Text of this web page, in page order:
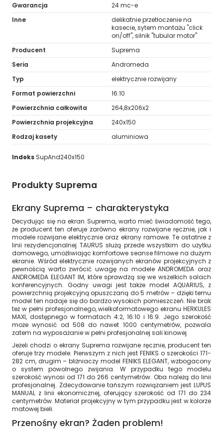
Gwarancja
24 mc-e
Inne
delikatnie przetłoczenie na
kasecie, sytem montażu "click
on/off", silnik "tubular motor"
Producent
Suprema
Seria
Andromeda
Typ
elektrycznie rozwijany
Format powierzchni
16:10
Powierzchnia całkowita
264,8x206x2
Powierzchnia projekcyjna
240x150
Rodzaj kasety
aluminiowa
Indeks SupAnd240x150
Produkty Suprema
Ekrany Suprema – charakterystyka
Decydując się na ekran Suprema, warto mieć świadomość tego,
że producent ten oferuje zarówno ekrany rozwijane ręcznie, jak i
modele rozwijane elektrycznie oraz ekrany ramowe. Te ostatnie z
linii rezydencjonalnej TAURUS służą przede wszystkim do użytku
domowego, umożliwiając komfortowe seanse filmowe na dużym
ekranie. Wśród elektrycznie rozwijanych ekranów projekcyjnych z
pewnością warto zwrócić uwagę na modele ANDROMEDA oraz
ANDROMEDA ELEGANT IM, które sprawdzą się we wszelkich salach
konferencyjnych. Godny uwagi jest także model AQUARIUS, z
powierzchnią projekcyjną opuszczaną do 5 metrów – dzięki temu
model ten nadaje się do bardzo wysokich pomieszczeń. Nie brak
też w pełni profesjonalnego, wielkoformatowego ekranu HERKULES
MAXI, dostępnego w formatach 4:2, 16:10 i 16:9. Jego szerokość
może wynosić od 508 do nawet 1000 centymetrów, pozwala
zatem na wyposażanie w pełni profesjonalnej sali kinowej.
Jeżeli chodzi o ekrany Suprema rozwijane ręcznie, producent ten
oferuje trzy modele. Pierwszym z nich jest FENIKS o szerokości 171-
282 cm, drugim – bliźniaczy model FENIKS ELEGANT, wzbogacony
o system powolnego zwijania. W przypadku tego modelu
szerokość wynosi od 171 do 266 centymetrów. Oba należą do linii
profesjonalnej. Zdecydowanie tańszym rozwiązaniem jest LUPUS
MANUAL z linii ekonomicznej, oferujący szerokość od 171 do 234
centymetrów. Materiał projekcyjny w tym przypadku jest w kolorze
matowej bieli.
Przenośny ekran? Żaden problem!